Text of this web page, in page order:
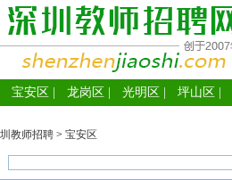
宝安区 龙岗区 光明区 坪山区
圳教师招聘 > 宝安区